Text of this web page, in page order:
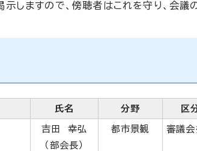
しますので、傍聴者はこれを守り、会議
氏名 分野 区
吉田 幸弘
（部会長）
都市景観 審議会